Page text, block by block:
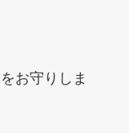
お守りしま